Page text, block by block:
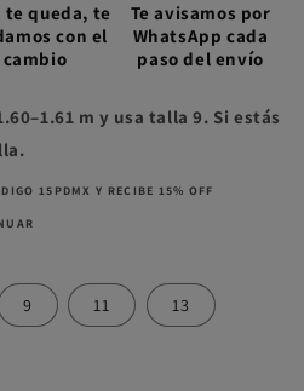
te queda, te
con el
cambio
Te avisamos por
WhatsApp cada
paso del envío
m y usa talla 9. Si estás
15PDMX Y RECIBE 15% OFF
9 11 13